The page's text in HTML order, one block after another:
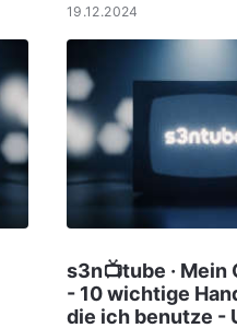
19.12.2024
s3n📺tube · Mein
- 10 wichtige
die ich benutze -